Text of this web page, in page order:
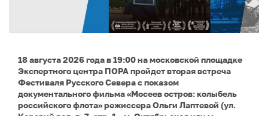
18 августа 2026 года в 19:00 на московской площадке
Экспертного центра ПОРА пройдет вторая встреча
Фестиваля Русского Севера с показом
документального фильма «Мосеев остров: колыбель
российского флота» режиссера Ольги Лаптевой (ул.